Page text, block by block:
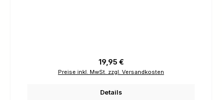
Regulärer Preis:
19,95 €
Preise inkl. MwSt. zzgl. Versandkosten
Details